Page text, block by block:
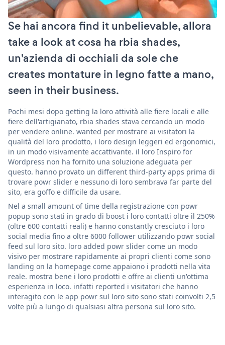
Se hai ancora find it unbelievable, allora
take a look at cosa ha rbia shades,
un'azienda di occhiali da sole che
creates montature in legno fatte a mano,
seen in their business.
Pochi mesi dopo getting la loro attività alle fiere locali e alle
fiere dell'artigianato, rbia shades stava cercando un modo
per vendere online. wanted per mostrare ai visitatori la
qualità del loro prodotto, i loro design leggeri ed ergonomici,
in un modo visivamente accattivante. il loro Inspiro for
Wordpress non ha fornito una soluzione adeguata per
questo. hanno provato un different third-party apps prima di
trovare powr slider e nessuno di loro sembrava far parte del
sito, era goffo e difficile da usare.
Nel a small amount of time della registrazione con powr
popup sono stati in grado di boost i loro contatti oltre il 250%
(oltre 600 contatti reali) e hanno constantly cresciuto i loro
social media fino a oltre 6000 follower utilizzando powr social
feed sul loro sito. loro added powr slider come un modo
visivo per mostrare rapidamente ai propri clienti come sono
landing on la homepage come appaiono i prodotti nella vita
reale. mostra bene i loro prodotti e offre ai clienti un'ottima
esperienza in loco. infatti reported i visitatori che hanno
interagito con le app powr sul loro sito sono stati coinvolti 2,5
volte più a lungo di qualsiasi altra persona sul loro sito.